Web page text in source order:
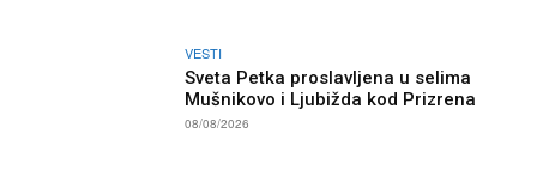
VESTI
Sveta Petka proslavljena u selima
Mušnikovo i Ljubižda kod Prizrena
08/08/2026